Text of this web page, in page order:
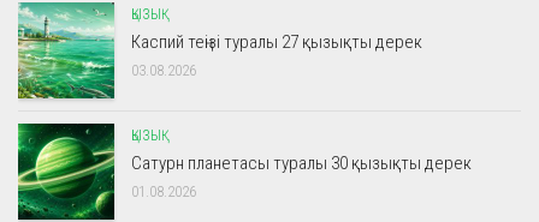
ҚЫЗЫҚ
Каспий теңізі туралы 27 қызықты дерек
03.08.2026
ҚЫЗЫҚ
Сатурн планетасы туралы 30 қызықты дерек
01.08.2026